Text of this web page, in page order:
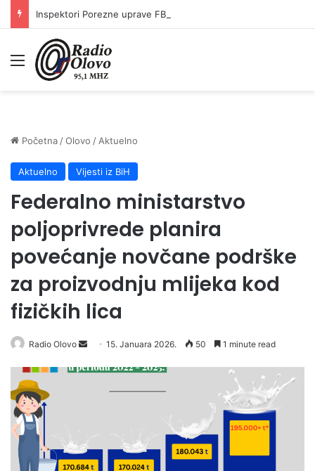
Meni
Početna /Olovo / Aktuelno
Aktuelno Vijesti iz BiH
Federalno ministarstvo
poljoprivrede planira
povećanje novčane podrške
za proizvodnju mlijeka kod
fizičkih lica
Radio Olovo
m
15. Januara 2026. 50 1 minute read